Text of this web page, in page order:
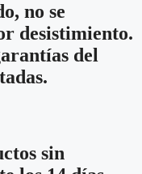
no se
desistimiento.
del
sin